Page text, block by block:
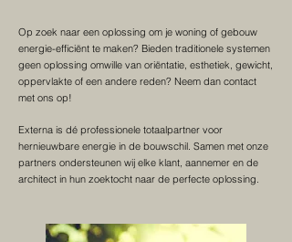
Op zoek naar een oplossing om je woning of gebouw
energie-efficiënt te maken? Bieden traditionele systemen
geen oplossing omwille van oriëntatie, esthetiek, gewicht,
oppervlakte of een andere reden? Neem dan contact
met ons op!
Externa is dé professionele totaalpartner voor
hernieuwbare energie in de bouwschil. Samen met onze
partners ondersteunen wij elke klant, aannemer en de
architect in hun zoektocht naar de perfecte oplossing.